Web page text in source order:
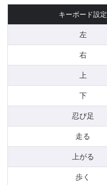
キーボード設定
左
右
上
下
忍び足
走る
上がる
歩く